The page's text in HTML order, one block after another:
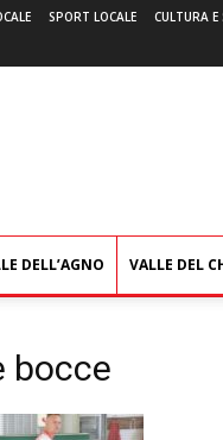
SPORT LOCALE CULTURA E
DELL’AGNO VALLE DEL
bocce